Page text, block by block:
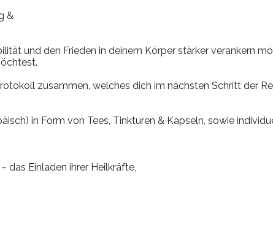
&
und den Frieden in deinem Körper stärker verankern
zusammen, welches dich im nächsten Schritt der
in Form von Tees, Tinkturen & Kapseln, sowie
das Einladen ihrer Heilkräfte,